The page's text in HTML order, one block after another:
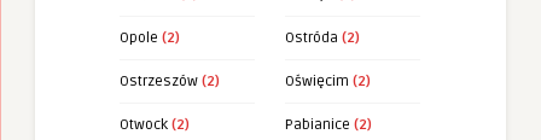
Opole (2) Ostróda (2)
Ostrzeszów (2) Oświęcim (2)
Otwock (2) Pabianice (2)